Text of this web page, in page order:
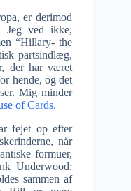
er derimod
Jeg ved ikke,
“Hillary- the
partsindlæg,
der har været
hende, og det
Mig minder
of Cards.
fejet op efter
når
formuer,
Underwood:
sammen af